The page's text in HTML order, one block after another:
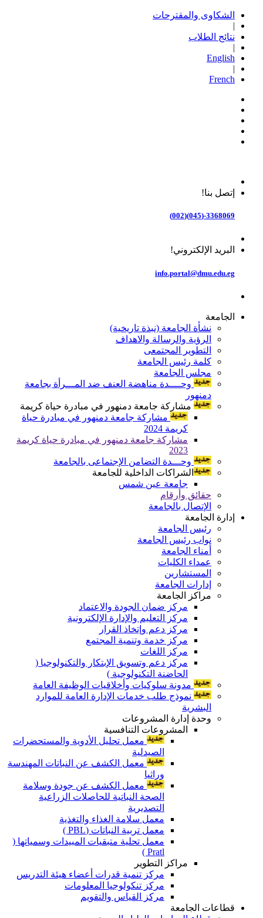
الشكاوى والمقترحات
|
نتائج الطلاب
|
English
|
French
إتصل بنا!
3368069-(045)(002)
البريد الإلكتروني!
info.portal@dmu.edu.eg
الجامعة
نشأة الجامعة (نبذة تاريخية)
الرؤية والرسالة والاهداف
التطوير المجتمعى
كلمة رئيس الجامعة
مجلس الجامعة
وحــــدة مناهضة العنف ضد المـــرأة بجامعة
دمنهور
مشاركة جامعة دمنهور في مبادرة حياة كريمة
مشاركة جامعة دمنهور في مبادرة حياة
كريمة 2024
مشاركة جامعة دمنهور في مبادرة حياة كريمة
2023
وحـــدة التضامن الإجتماعى بالجامعة
الشراكات الداخلية للجامعة
جامعة عين شمس
حقائق وأرقام
الإتصال بالجامعة
إدارة الجامعة
رئيس الجامعة
نواب رئيس الجامعة
أمناء الجامعة
عمداء الكليات
المستشارين
إدارات الجامعة
مراكز الجامعة
مركز ضمان الجودة والاعتماد
مركز التعليم والإدارة الإلكترونية
مركز دعم وإتخاذ القرار
مركز خدمة وتنمية المجتمع
مركز اللغات
مركز دعم وتسويق الإبتكار والتكنولوجيا (
الحاضنة التكنولوجية )
مدونة سلوكيات وأخلاقيات الوظيفة العامة
نموذج طلب خدمات الإدارة العامة للموارد
البشرية
وحدة إدارة المشروعات
المشروعات التنافسية
معمل تحليل الأدوية والمستحضرات
الصيدلية
معمل الكشف عن النباتات المهندسة
وراثيا
معمل الكشف عن جودة وسلامة
الصحة النباتية للحاصلات الزراعية
التصديرية
معمل سلامة الغذاء والتغذية
معمل تربية النباتات (PBL )
معمل تحلية متبقيات المبيدات وسمياتها (
Pratl )
مراكز التطوير
مركز تنمية قدرات أعضاء هيئة التدريس
مركز تنكولوجيا المعلومات
مركز القياس والتقويم
قطاعات الجامعة